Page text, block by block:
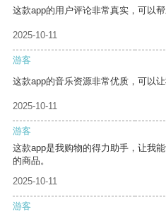
这款app的用户评论非常真实，可以
2025-10-11
游客
这款app的音乐资源非常优质，可以
2025-10-11
游客
这款app是我购物的得力助手，让我
的商品。
2025-10-11
游客